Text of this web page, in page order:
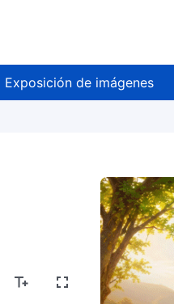
Exposición de imágenes